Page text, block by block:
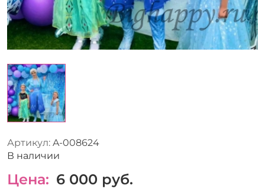
Артикул: A-008624
В наличии
Цена: 6 000 руб.